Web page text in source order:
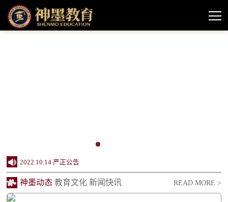
2022.08.11 神墨品牌授权课程声明
READ MORE >
神墨动态 教育文化 新闻快讯